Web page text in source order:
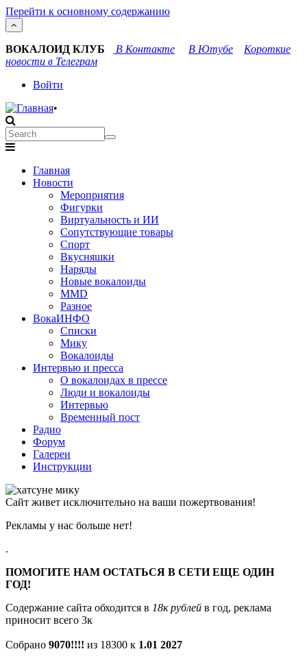
Перейти к основному содержанию
ВОКАЛОИД КЛУБ В Контакте В Ютубе
Короткие
новости в Телеграм
User
account
menu
Войти
•
Search
Search
navigation
Главная
Новости
Мероприятия
Фигурки
Виртуальность и ИИ
Сопутствующие товары
Спорт
Вкусняшки
Наряды
Новые вокалоиды
MMD
Разное
ВокаИНФО
Списки
Мику
Вокалоиды
Интервью и пресса
О вокалоидах в прессе
Люди и вокалоиды
Интервью
Временный пост
Радио
Форум
Галереи
Инструкции
Сайт живет исключительно на ваши пожертвования!
Рекламы у нас больше нет!
.
ПОМОГИТЕ НАМ ОСТАТЬСЯ В СЕТИ ЕЩЕ ОДИН
ГОД!
Содержание сайта обходится в 18к рублей в год, реклама
приносит всего 3к
Собрано 9070!!!! из 18300 к 1.01 2027